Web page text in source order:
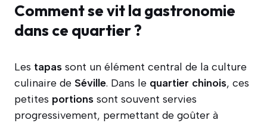
Comment se vit la gastronomie
dans ce quartier ?
Les tapas sont un élément central de la culture
culinaire de Séville. Dans le quartier chinois, ces
petites portions sont souvent servies
progressivement, permettant de goûter à